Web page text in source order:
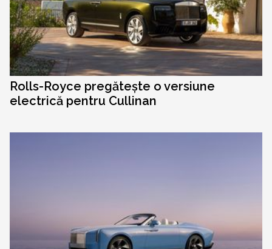
Rolls-Royce pregătește o versiune
electrică pentru Cullinan